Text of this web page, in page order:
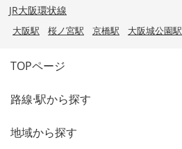
JR大阪環状線
大阪駅 桜ノ宮駅 京橋駅 大阪城公園駅
TOPページ
路線·駅から探す
地域から探す